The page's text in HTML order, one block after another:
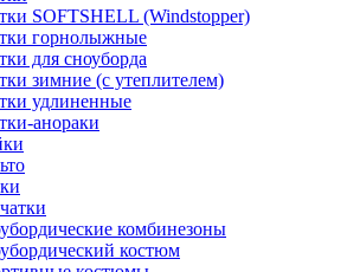
SOFTSHELL (Windstopper)
горнолыжные
для сноуборда
зимние (с утеплителем)
удлиненные
анораки
комбинезоны
костюм